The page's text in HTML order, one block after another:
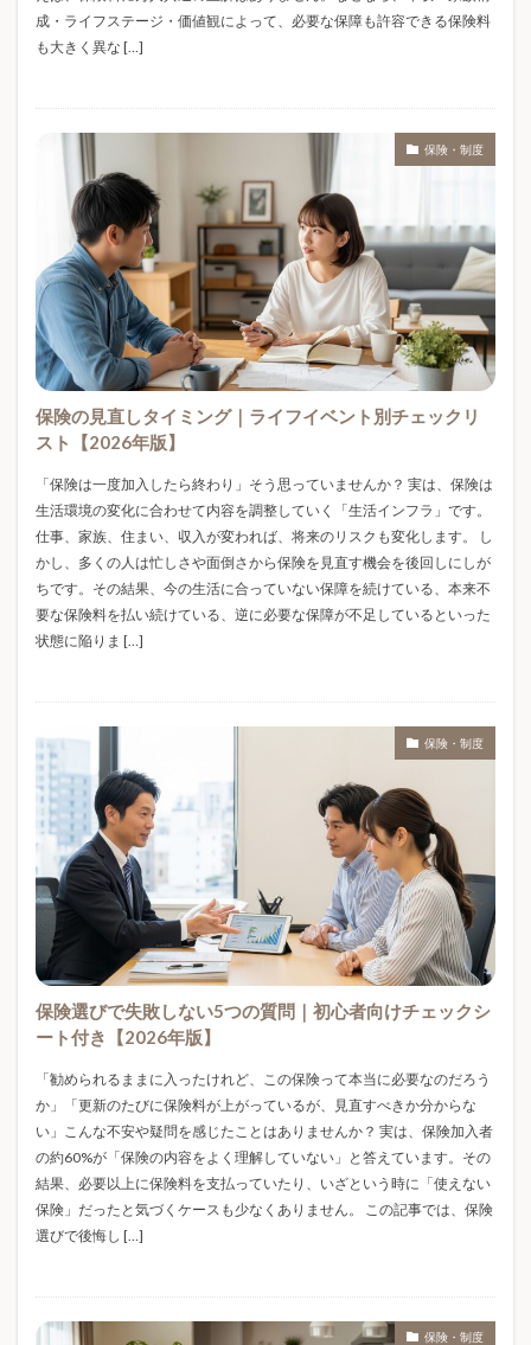
成・ライフステージ・価値観によって、必要な保障も許容できる保険料
も大きく異な […]
保険・制度
保険の見直しタイミング｜ライフイベント別チェックリ
スト【2026年版】
「保険は一度加入したら終わり」そう思っていませんか？ 実は、保険は
生活環境の変化に合わせて内容を調整していく「生活インフラ」です。
仕事、家族、住まい、収入が変われば、将来のリスクも変化します。 し
かし、多くの人は忙しさや面倒さから保険を見直す機会を後回しにしが
ちです。その結果、今の生活に合っていない保障を続けている、本来不
要な保険料を払い続けている、逆に必要な保障が不足しているといった
状態に陥りま […]
保険・制度
保険選びで失敗しない5つの質問｜初心者向けチェックシ
ート付き【2026年版】
「勧められるままに入ったけれど、この保険って本当に必要なのだろう
か」「更新のたびに保険料が上がっているが、見直すべきか分からな
い」こんな不安や疑問を感じたことはありませんか？ 実は、保険加入者
の約60%が「保険の内容をよく理解していない」と答えています。その
結果、必要以上に保険料を支払っていたり、いざという時に「使えない
保険」だったと気づくケースも少なくありません。 この記事では、保険
選びで後悔し […]
保険・制度
コーヒー豆 コーヒー飲み方
ゴンチャ
ゴールド免許割引
シャクティマット効果
シャクティマット痛い
シャープペン
シャーペンおすすめ
シャーペンランキング
シャーペン人気
シャーペン比較
シル活 シート防水
シール交換
シール帳 ジオラマ
ジム
スイーツギフト
スギ花粉
スクイーズ
スクイーズASMR
スクイーズ再ブーム
スタンレー
スターサーバー
ステージ別生存率
ストレスケア
ストレス解消
スポーツケア
スポーツサンダル
スマートグラス
スマートデバイス
スーパー米価格
セリア
セルフケア
タピオカ タンブラー
ダイキン
ダイソー
ダイレクト型保険
チョコレート
チョコレートおすすめ
テンシャル
デカドリンク
デザイナーズトイ
トイフード
トレンド
ニトリリカバリーウェア
ネックリング
ネット保険
ノンフライヤー
ノンフライヤーおすすめ
ノンフライヤーレシピ
ノンフライヤー人気
ノンフライヤー使い方
ノンフライヤー比較
ノンフリート等級
ノート術
ハザードマップ
ハンディファン
ハンドメイド
バクネ
バッテリー危険
バレンタイン
バレンタイン2026
バレンタインお返し
バレンタインデー
バンダイ
パイル素材
パジャマ
パジャマおすすめ
パスポート
パスポート手数料
パスポート申請
パナソニックエアコン
パート主婦
ヒノキ花粉
ファンシー雑貨
ブラインドボックス
ブラインドボックス 比較
ブラックコーヒー
ブランド系タグ